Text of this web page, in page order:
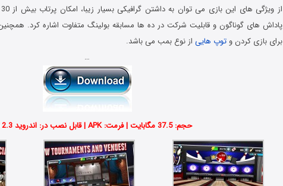
پاداش های گوناگون و قابلیت شرکت در ده ها مسابقه بولینگ متفاوت اشاره کرد.
برای بازی کردن وتوپ هایی از نوع بمب می باشد.
…
حجم: 37.5 مگابایت | فرمت: APK | قابل نصب در: اندروید 2.3 به بالا